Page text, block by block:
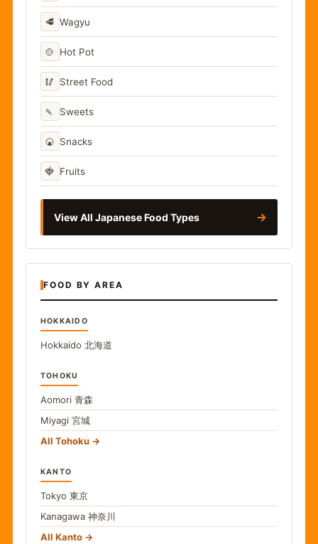
🥩 Wagyu
🍲 Hot Pot
🥢 Street Food
🍡 Sweets
🍘 Snacks
🍓 Fruits
View All Japanese Food Types →
FOOD BY AREA
HOKKAIDO
Hokkaido 北海道
TOHOKU
Aomori 青森
Miyagi 宮城
All Tohoku
KANTO
Tokyo 東京
Kanagawa 神奈川
All Kanto